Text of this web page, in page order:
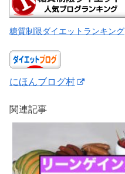
糖質制限ダイエットランキング
にほんブログ村
関連記事